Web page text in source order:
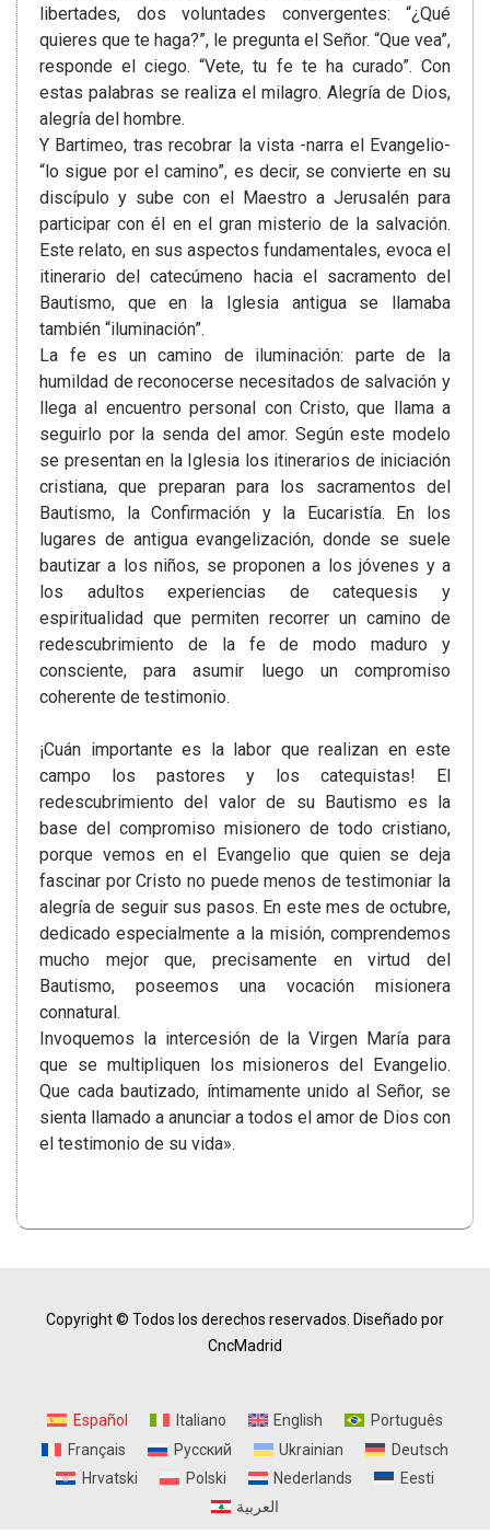
libertades, dos voluntades convergentes: “¿Qué
quieres que te haga?”, le pregunta el Señor. “Que vea”,
responde el ciego. “Vete, tu fe te ha curado”. Con
estas palabras se realiza el milagro. Alegría de Dios,
alegría del hombre.
Y Bartimeo, tras recobrar la vista -narra el Evangelio-
“lo sigue por el camino”, es decir, se convierte en su
discípulo y sube con el Maestro a Jerusalén para
participar con él en el gran misterio de la salvación.
Este relato, en sus aspectos fundamentales, evoca el
itinerario del catecúmeno hacia el sacramento del
Bautismo, que en la Iglesia antigua se llamaba
también “iluminación”.
La fe es un camino de iluminación: parte de la
humildad de reconocerse necesitados de salvación y
llega al encuentro personal con Cristo, que llama a
seguirlo por la senda del amor. Según este modelo
se presentan en la Iglesia los itinerarios de iniciación
cristiana, que preparan para los sacramentos del
Bautismo, la Confirmación y la Eucaristía. En los
lugares de antigua evangelización, donde se suele
bautizar a los niños, se proponen a los jóvenes y a
los adultos experiencias de catequesis y
espiritualidad que permiten recorrer un camino de
redescubrimiento de la fe de modo maduro y
consciente, para asumir luego un compromiso
coherente de testimonio.
¡Cuán importante es la labor que realizan en este
campo los pastores y los catequistas! El
redescubrimiento del valor de su Bautismo es la
base del compromiso misionero de todo cristiano,
porque vemos en el Evangelio que quien se deja
fascinar por Cristo no puede menos de testimoniar la
alegría de seguir sus pasos. En este mes de octubre,
dedicado especialmente a la misión, comprendemos
mucho mejor que, precisamente en virtud del
Bautismo, poseemos una vocación misionera
connatural.
Invoquemos la intercesión de la Virgen María para
que se multipliquen los misioneros del Evangelio.
Que cada bautizado, íntimamente unido al Señor, se
sienta llamado a anunciar a todos el amor de Dios con
el testimonio de su vida».
Copyright © Todos los derechos reservados. Diseñado por
CncMadrid
Español Italiano English
Português
Français
Русский Ukrainian
Deutsch
Hrvatski
Polski Nederlands
Eesti
العربية